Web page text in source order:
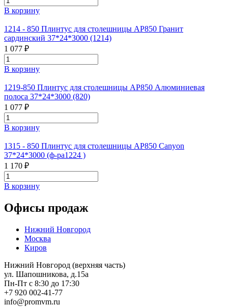
В корзину
1214 - 850 Плинтус для столешницы АР850 Гранит
сардинский 37*24*3000 (1214)
1 077 ₽
В корзину
1219-850 Плинтус для столешницы АР850 Алюминиевая
полоса 37*24*3000 (820)
1 077 ₽
В корзину
1315 - 850 Плинтус для столешницы АР850 Canyon
37*24*3000 (ф-ра1224 )
1 170 ₽
В корзину
Офисы продаж
Нижний Новгород
Москва
Киров
Нижний Новгород (верхняя часть)
ул. Шапошникова, д.15а
Пн-Пт с 8:30 до 17:30
+7 920 002-41-77
info@promvm.ru